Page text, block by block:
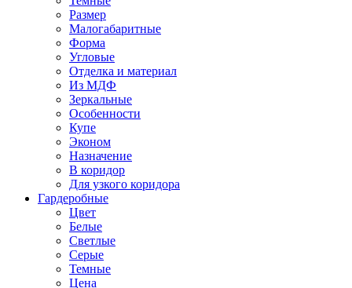
Размер
Малогабаритные
Форма
Угловые
Отделка и материал
Из МДФ
Зеркальные
Особенности
Купе
Эконом
Назначение
В коридор
Для узкого коридора
Гардеробные
Цвет
Белые
Светлые
Серые
Темные
Цена